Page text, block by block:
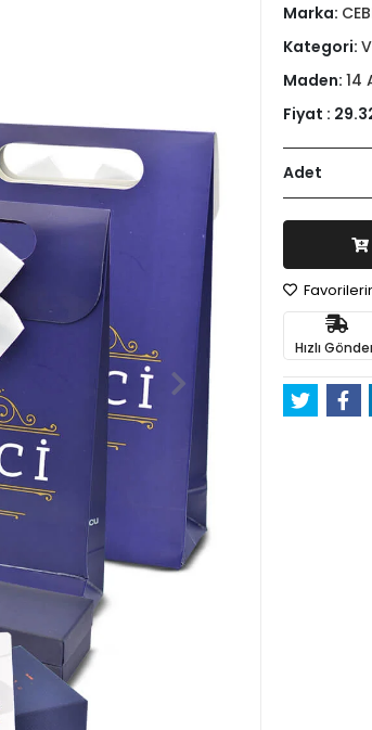
Marka:
Kategori:
Maden: 14
Fiyat :
Adet
Hızlı